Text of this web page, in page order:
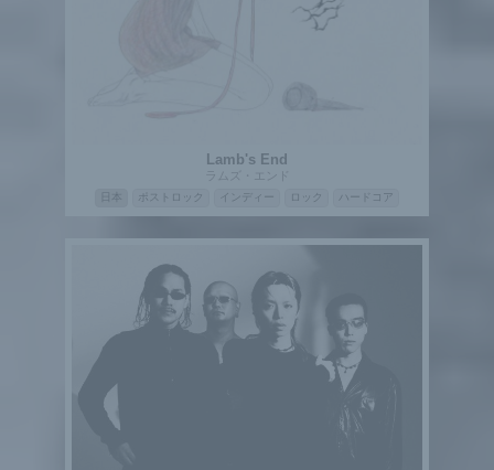
Lamb's End
ラムズ・エンド
ポストロック インディー ロック ハードコア